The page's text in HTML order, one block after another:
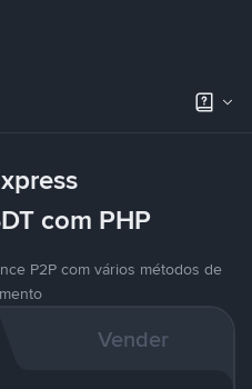
com PHP
P2P com vários métodos de
Vender